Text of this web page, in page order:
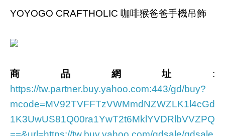
YOYOGO CRAFTHOLIC 咖啡猴爸爸手機吊飾
商品網址 :
https://tw.partner.buy.yahoo.com:443/gd/buy?
mcode=MV92TVFFTzVWMmdNZWZLK1l4cGd
1K3UwUS81Q00ra1YwT2t6MklYVDRlbVVZPQ